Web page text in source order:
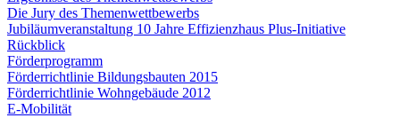
Die Jury des Themenwettbewerbs
Jubiläumveranstaltung 10 Jahre Effizienzhaus Plus-Initiative
Rückblick
Förderprogramm
Förderrichtlinie Bildungsbauten 2015
Förderrichtlinie Wohngebäude 2012
E-Mobilität